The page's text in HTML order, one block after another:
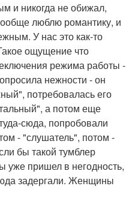
и никогда не обижал,
люблю романтику, и
У нас это как-то
ощущение что
режима работы -
нежности - он
потребовалась его
а потом еще
сюда, попробовали
- "слушатель", потом -
бы такой тумблер
уже пришел в негодность,
задергали. Женщины